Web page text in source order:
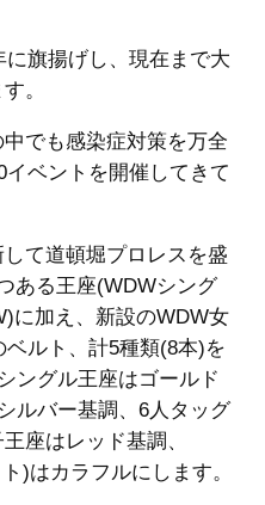
旗揚げし、現在まで大
。
でも感染症対策を万全
ベントを開催してきて
て道頓堀プロレスを盛
ある王座(WDWシング
に加え、新設のWDW女
ルト、計5種類(8本)を
ングル王座はゴールド
ルバー基調、6人タッグ
座はレッド基調、
)はカラフルにします。